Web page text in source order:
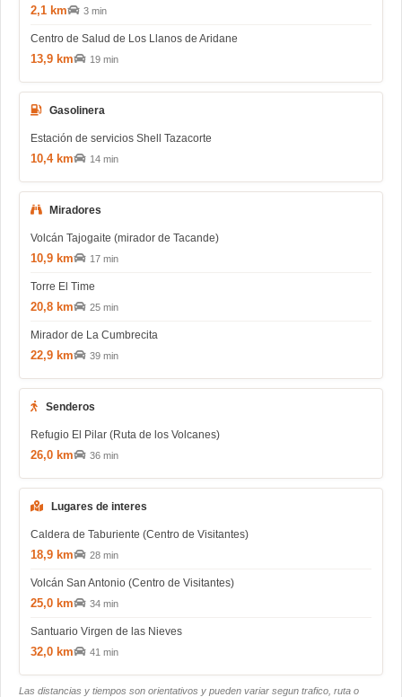
2,1 km 3 min
Centro de Salud de Los Llanos de Aridane
13,9 km 19 min
Gasolinera
Estación de servicios Shell Tazacorte
10,4 km 14 min
Miradores
Volcán Tajogaite (mirador de Tacande)
10,9 km 17 min
Torre El Time
20,8 km 25 min
Mirador de La Cumbrecita
22,9 km 39 min
Senderos
Refugio El Pilar (Ruta de los Volcanes)
26,0 km 36 min
Lugares de interes
Caldera de Taburiente (Centro de Visitantes)
18,9 km 28 min
Volcán San Antonio (Centro de Visitantes)
25,0 km 34 min
Santuario Virgen de las Nieves
32,0 km 41 min
Las distancias y tiempos son orientativos y pueden variar segun trafico, ruta o